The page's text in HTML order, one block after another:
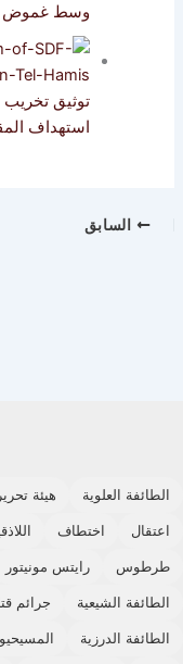
وسط غموض
توثيق
استهداف
السابق
الطائفة العلوية هيئة
اعتقال اختطاف
طرطوس رايتس مونيتور
الطائفة الشيعية جرائم
الطائفة الدرزية